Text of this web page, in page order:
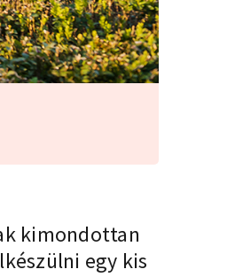
kimondottan
egy kis